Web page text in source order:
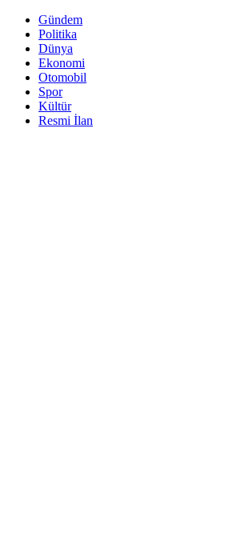
Gündem
Politika
Dünya
Ekonomi
Otomobil
Spor
Kültür
Resmi İlan